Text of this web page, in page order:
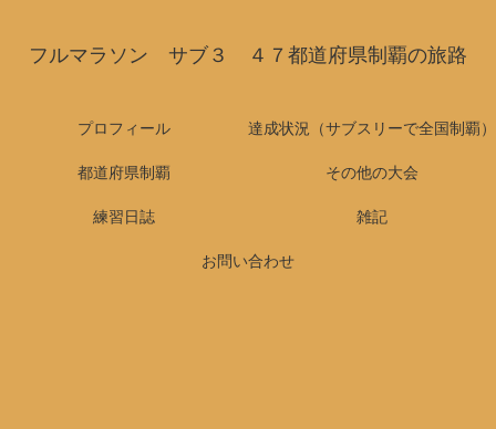
フルマラソン サブ３ ４７都道府県制覇の旅路
プロフィール 達成状況（サブスリーで全国制覇）
都道府県制覇 その他の大会
練習日誌 雑記
お問い合わせ